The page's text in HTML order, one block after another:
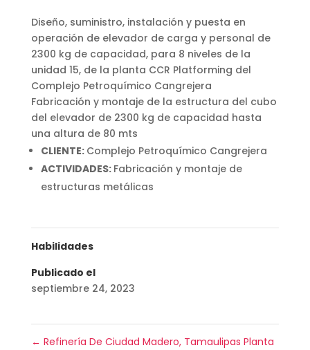
Diseño, suministro, instalación y puesta en
operación de elevador de carga y personal de
2300 kg de capacidad, para 8 niveles de la
unidad 15, de la planta CCR Platforming del
Complejo Petroquímico Cangrejera
Fabricación y montaje de la estructura del cubo
del elevador de 2300 kg de capacidad hasta
una altura de 80 mts
CLIENTE: Complejo Petroquímico Cangrejera
ACTIVIDADES: Fabricación y montaje de
estructuras metálicas
Habilidades
Publicado el
septiembre 24, 2023
← Refinería De Ciudad Madero, Tamaulipas Planta